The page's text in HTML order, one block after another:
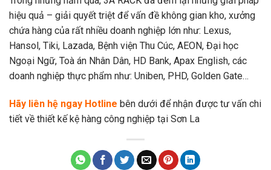
hiệu quả – giải quyết triệt để vấn đề không gian kho, xưởng
chứa hàng của rất nhiều doanh nghiệp lớn như: Lexus,
Hansol, Tiki, Lazada, Bệnh viện Thu Cúc, AEON, Đại học
Ngoại Ngữ, Toà án Nhân Dân, HD Bank, Apax English, các
doanh nghiệp thực phẩm như: Uniben, PHD, Golden Gate…
Hãy liên hệ ngay Hotline bên dưới để nhận được tư vấn chi
tiết về thiết kế kệ hàng công nghiệp tại Sơn La